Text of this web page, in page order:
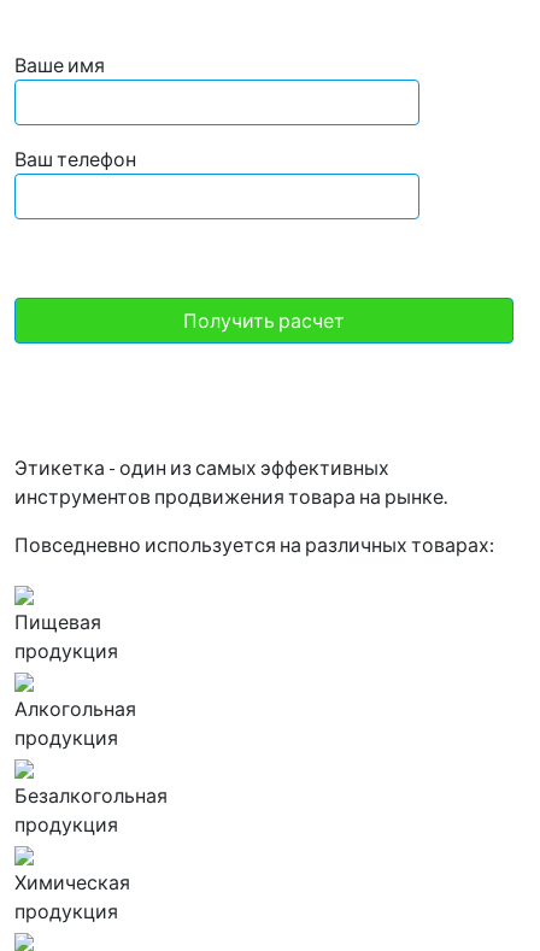
Ваше имя
Ваш телефон
Этикетка - один из самых эффективных
инструментов продвижения товара на рынке.
Повседневно используется на различных товарах:
Пищевая
продукция
Алкогольная
продукция
Безалкогольная
продукция
Химическая
продукция